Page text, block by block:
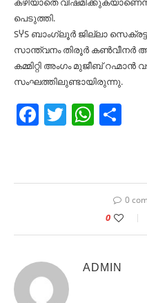
പെടുത്തി.
SჄS ബാംഗ്ലൂർ ജില്ലാ
സാന്ത്വനം തിരൂർ കൺവീനർ
കമ്മിറ്റി അംഗം മുജീബ് റഹ്മാൻ
സംഘത്തിലുണ്ടായിരുന്നു.
Facebook
Twitter
0
0
ADMIN